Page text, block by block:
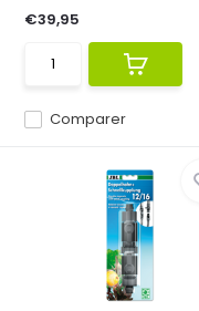
Comparer
€39,95